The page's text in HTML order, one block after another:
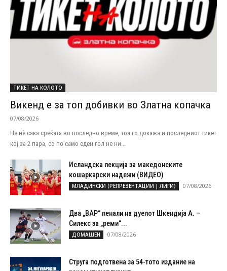
ТИКЕТ НА КОЛОТО
Викенд е за топ добивки во Златна копачка
07/08/2026
Не нѐ сака среќата во последно време, тоа го докажа и последниот тикет
кој за 2 пара, со по само еден гол не ни...
Исландска лекција за македонските
кошаркарски надежи (ВИДЕО)
МЛАДИНСКИ (РЕПРЕЗЕНТАЦИИ | ЛИГИ) 07/08/2026
Два „ВАР“ пенали на дуелот Шкендија А. –
Силекс за „реми“...
ДОМАШЕН 07/08/2026
Струга подготвена за 54-тото издание на